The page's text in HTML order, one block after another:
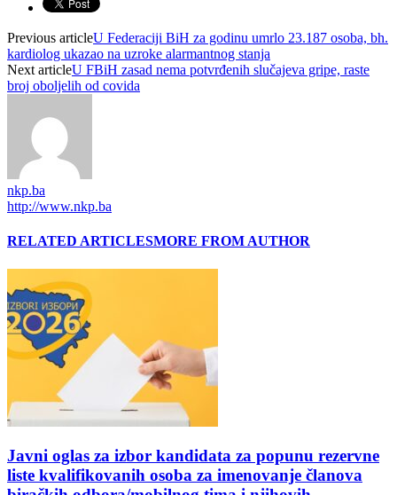
Previous articleU Federaciji BiH za godinu umrlo 23.187 osoba, bh.
kardiolog ukazao na uzroke alarmantnog stanja
Next articleU FBiH zasad nema potvrđenih slučajeva gripe, raste
broj oboljelih od covida
nkp.ba
http://www.nkp.ba
RELATED ARTICLESMORE FROM AUTHOR
Javni oglas za izbor kandidata za popunu rezervne
liste kvalifikovanih osoba za imenovanje članova